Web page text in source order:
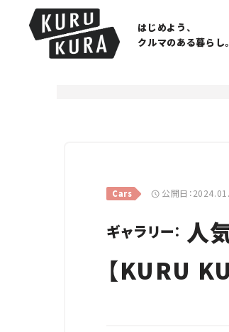
はじめよう、
クルマのある暮らし。
Cars 公開日：
ギャラリー： 人
【KURU